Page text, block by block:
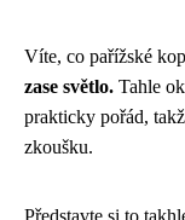
Víte, co pařížské
zase světlo. Tahle
prakticky pořád,
zkoušku.